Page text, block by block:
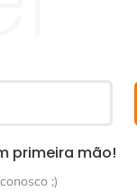
primeira mão!
;)